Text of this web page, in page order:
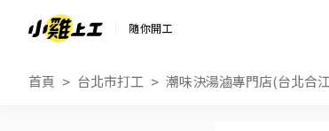
隨你開工
首頁 台北市打工 潮味決湯滷專門店(台北合